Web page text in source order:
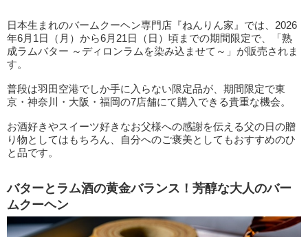
日本生まれのバームクーヘン専門店『ねんりん家』では、2026
年6月1日（月）から6月21日（日）頃までの期間限定で、「熟
成ラムバター ～ディロンラムを染み込ませて～」が販売されま
す。
普段は羽田空港でしか手に入らない限定品が、期間限定で東
京・神奈川・大阪・福岡の7店舗にて購入できる貴重な機会。
お酒好きやスイーツ好きなお父様への感謝を伝える父の日の贈
り物としてはもちろん、自分へのご褒美としてもおすすめのひ
と品です。
バターとラム酒の黄金バランス！芳醇な大人のバー
ムクーヘン